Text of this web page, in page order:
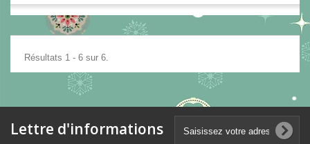
Résultats 1 - 6 sur 6.
Lettre d'informations